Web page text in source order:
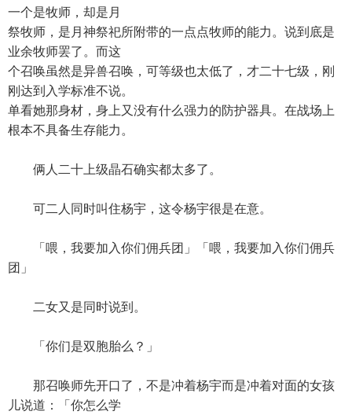
一个是牧师，却是月
祭牧师，是月神祭祀所附带的一点点牧师的能力。说到底是
业余牧师罢了。而这
个召唤虽然是异兽召唤，可等级也太低了，才二十七级，刚
刚达到入学标准不说。
单看她那身材，身上又没有什么强力的防护器具。在战场上
根本不具备生存能力。
俩人二十上级晶石确实都太多了。
可二人同时叫住杨宇，这令杨宇很是在意。
「喂，我要加入你们佣兵团」「喂，我要加入你们佣兵
团」
二女又是同时说到。
「你们是双胞胎么？」
那召唤师先开口了，不是冲着杨宇而是冲着对面的女孩
儿说道：「你怎么学